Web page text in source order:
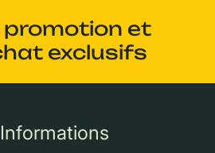
promotion et
exclusifs
Informations